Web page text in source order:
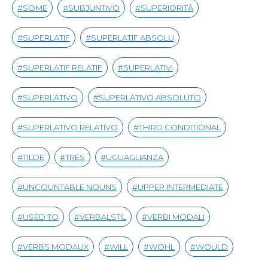
SOME SUBJUNTIVO SUPERIORITÀ
SUPERLATIF SUPERLATIF ABSOLU
SUPERLATIF RELATIF SUPERLATIVI
SUPERLATIVO SUPERLATIVO ABSOLUTO
SUPERLATIVO RELATIVO THIRD CONDITIONAL
TILDE TRÈS UGUAGLIANZA
UNCOUNTABLE NOUNS UPPER INTERMEDIATE
USED TO VERBALSTIL VERBI MODALI
VERBS MODAUX WILL WOHL WOULD